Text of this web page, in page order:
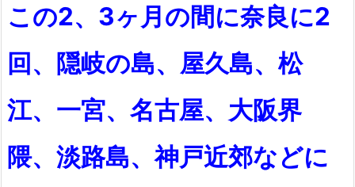
この2、3ヶ月の間に奈良に2
回、隠岐の島、屋久島、松
江、一宮、名古屋、大阪界
隈、淡路島、神戸近郊などに